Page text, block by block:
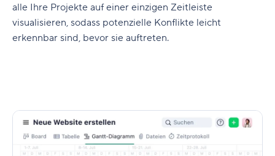
alle Ihre Projekte auf einer einzigen Zeitleiste
visualisieren, sodass potenzielle Konflikte leicht
erkennbar sind, bevor sie auftreten.